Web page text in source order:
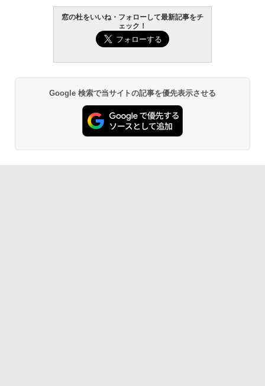
窓の杜をいいね・フォローして最新記事をチ
ェック！
Google 検索で当サイトの記事を優先表示させる